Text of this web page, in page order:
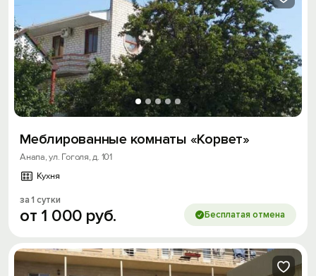
Меблированные комнаты «Корвет»
Анапа, ул. Гоголя, д. 101
Кухня
за 1 сутки
от 1 000 руб. Бесплатая отмена